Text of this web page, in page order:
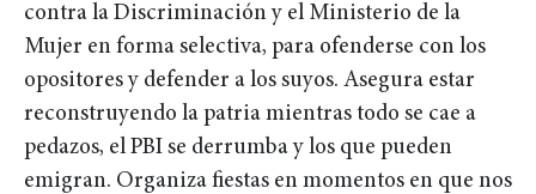
contra la Discriminación y el Ministerio de la
Mujer en forma selectiva, para ofenderse con los
opositores y defender a los suyos. Asegura estar
reconstruyendo la patria mientras todo se cae a
pedazos, el PBI se derrumba y los que pueden
emigran. Organiza fiestas en momentos en que nos